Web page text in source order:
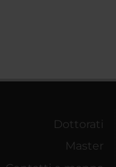
Dottorati
Master